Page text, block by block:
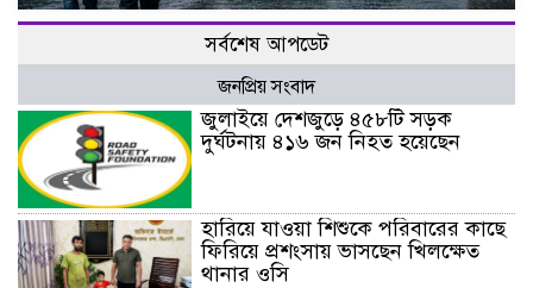
সর্বশেষ আপডেট
জনপ্রিয় সংবাদ
জুলাইয়ে দেশজুড়ে ৪৫৮টি সড়ক
দুর্ঘটনায় ৪১৬ জন নিহত হয়েছেন
হারিয়ে যাওয়া শিশুকে পরিবারের কাছে
ফিরিয়ে প্রশংসায় ভাসছেন খিলক্ষেত
থানার ওসি